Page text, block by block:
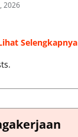
2026
Selengkapnya